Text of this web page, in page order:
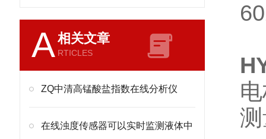
A相关文章
RTICLES
ZQ中清高锰酸盐指数在线分析仪
在线浊度传感器可以实时监测液体中